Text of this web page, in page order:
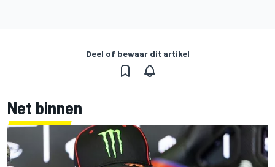
Deel of bewaar dit artikel
Net binnen